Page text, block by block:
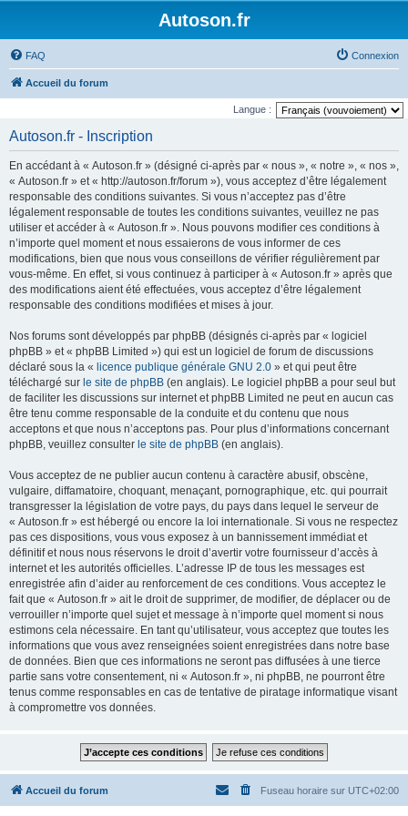
Autoson.fr
FAQ Connexion
Accueil du forum
Langue :
Autoson.fr - Inscription
En accédant à « Autoson.fr » (désigné ci-après par « nous », « notre », « nos »,
« Autoson.fr » et « http://autoson.fr/forum »), vous acceptez d’être légalement
responsable des conditions suivantes. Si vous n’acceptez pas d’être
légalement responsable de toutes les conditions suivantes, veuillez ne pas
utiliser et accéder à « Autoson.fr ». Nous pouvons modifier ces conditions à
n’importe quel moment et nous essaierons de vous informer de ces
modifications, bien que nous vous conseillons de vérifier régulièrement par
vous-même. En effet, si vous continuez à participer à « Autoson.fr » après que
des modifications aient été effectuées, vous acceptez d’être légalement
responsable des conditions modifiées et mises à jour.
Nos forums sont développés par phpBB (désignés ci-après par « logiciel
phpBB » et « phpBB Limited ») qui est un logiciel de forum de discussions
déclaré sous la « licence publique générale GNU 2.0 » et qui peut être
téléchargé sur le site de phpBB (en anglais). Le logiciel phpBB a pour seul but
de faciliter les discussions sur internet et phpBB Limited ne peut en aucun cas
être tenu comme responsable de la conduite et du contenu que nous
acceptons et que nous n’acceptons pas. Pour plus d’informations concernant
phpBB, veuillez consulter le site de phpBB (en anglais).
Vous acceptez de ne publier aucun contenu à caractère abusif, obscène,
vulgaire, diffamatoire, choquant, menaçant, pornographique, etc. qui pourrait
transgresser la législation de votre pays, du pays dans lequel le serveur de
« Autoson.fr » est hébergé ou encore la loi internationale. Si vous ne respectez
pas ces dispositions, vous vous exposez à un bannissement immédiat et
définitif et nous nous réservons le droit d’avertir votre fournisseur d’accès à
internet et les autorités officielles. L’adresse IP de tous les messages est
enregistrée afin d’aider au renforcement de ces conditions. Vous acceptez le
fait que « Autoson.fr » ait le droit de supprimer, de modifier, de déplacer ou de
verrouiller n’importe quel sujet et message à n’importe quel moment si nous
estimons cela nécessaire. En tant qu’utilisateur, vous acceptez que toutes les
informations que vous avez renseignées soient enregistrées dans notre base
de données. Bien que ces informations ne seront pas diffusées à une tierce
partie sans votre consentement, ni « Autoson.fr », ni phpBB, ne pourront être
tenus comme responsables en cas de tentative de piratage informatique visant
à compromettre vos données.
Accueil du forum Fuseau horaire sur UTC+02:00